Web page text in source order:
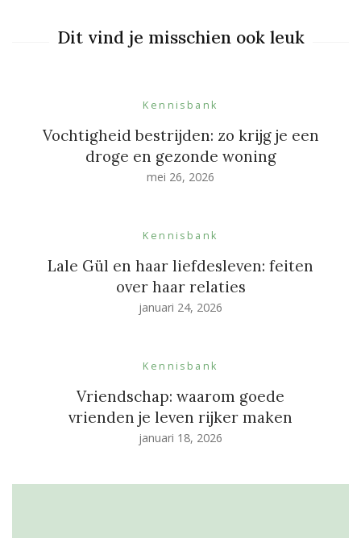
Dit vind je misschien ook leuk
Kennisbank
Vochtigheid bestrijden: zo krijg je een
droge en gezonde woning
mei 26, 2026
Kennisbank
Lale Gül en haar liefdesleven: feiten
over haar relaties
januari 24, 2026
Kennisbank
Vriendschap: waarom goede
vrienden je leven rijker maken
januari 18, 2026